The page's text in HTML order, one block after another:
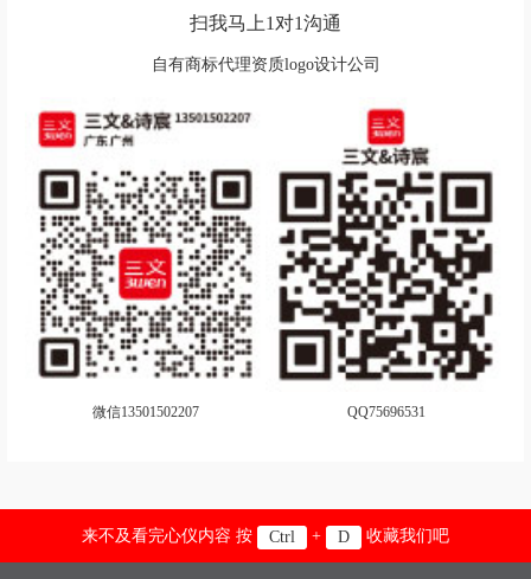
药品商标注册
游戏商标注册 婴儿用品商标注册
装饰商标注册 咨询商标注册
枕头商标注册 纸制品商标注册
中药商标注册 珠宝首饰商标注册
扫我马上1对1沟通
自有商标代理资质logo设计公司
微信13501502207 QQ75696531
来不及看完心仪内容 按 Ctrl + D 收藏我们吧